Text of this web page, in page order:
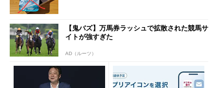
【鬼バズ】万馬券ラッシュで拡散された競馬サ
イトが強すぎた
AD（ルーツ）